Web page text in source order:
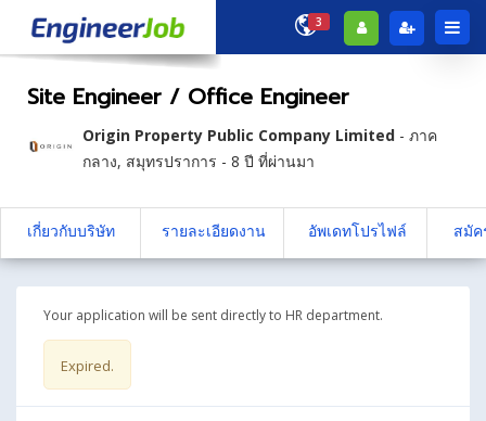
3
Site Engineer / Office Engineer
Origin Property Public Company Limited - ภาค
กลาง, สมุทรปราการ - 8 ปี ที่ผ่านมา
เกี่ยวกับบริษัท รายละเอียดงาน อัพเดทโปรไฟล์ สมัค
Your application will be sent directly to HR department.
Expired.